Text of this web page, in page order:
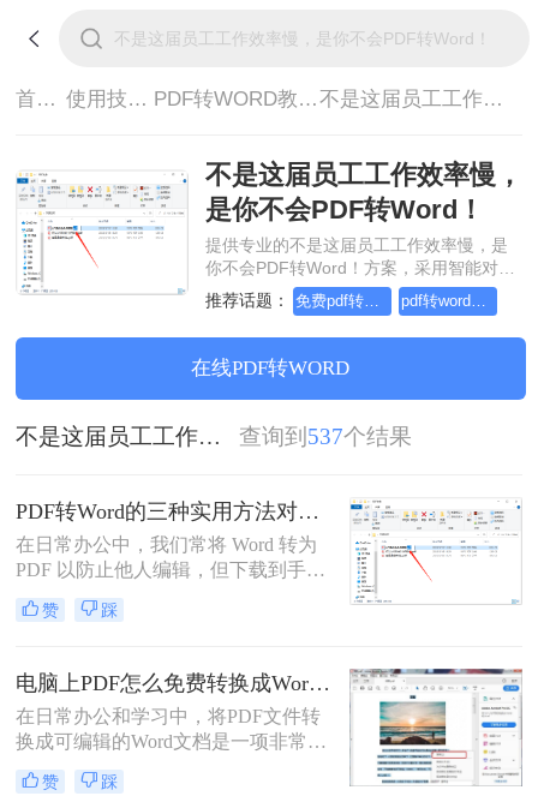
首页> 使用技巧> PDF转WORD教程> 不是这届员工工作效率慢，是你不会PDF转Word！
不是这届员工工作效率慢，
是你不会PDF转Word！
提供专业的不是这届员工工作效率慢，是
你不会PDF转Word！方案，采用智能对象
流重构技术，确保文档1:1高保真还原且排
版不乱码。支持一键批量处理，全链路
SSL 加密保障隐私安全。助您快速实现不
是这届员工工作效率慢，是你不会PDF转
Word！，无需安装，高效办公。
推荐话题： 免费pdf转word的三种方法
在线PDF转WORD
不是这届员工工作效率慢，是你不会PDF转Word！ 查询到 537个结果
PDF转Word的三种实用方法对比：可编辑、保格式、避风险！
在日常办公中，我们常将 Word 转为
PDF 以防止他人编辑，但下载到手的
PDF 往往又需要修改内容，这时就不
得不将 PDF 再转回 Word。然而，很
错乱，要么工具捆绑广告，甚至文件
受损。那么 PDF 如何改成 Word 文
档？本文从 转换质量、操作难度、文
件安全、批量能力 四个维度，对比三
种主流方法，帮助您快速选出最合适
的那一种。
赞 踩
电脑上PDF怎么免费转换成Word？四种方法对比与实操指南（附详细表格）!
在日常办公和学习中，将PDF文件转
换成可编辑的Word文档是一项非常高
频的需求。PDF虽然版式固定、不易
篡改，但编辑修改较为困难，而Word
赞 踩